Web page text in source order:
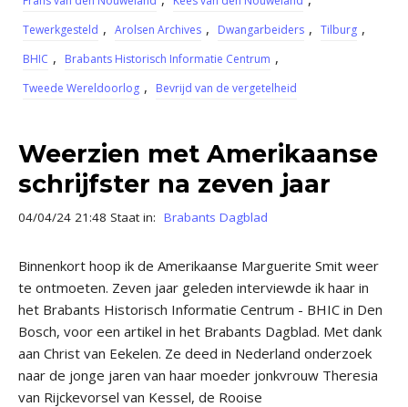
Tewerkgesteld , Arolsen Archives , Dwangarbeiders , Tilburg ,
BHIC , Brabants Historisch Informatie Centrum ,
Tweede Wereldoorlog , Bevrijd van de vergetelheid
Weerzien met Amerikaanse
schrijfster na zeven jaar
04/04/24 21:48 Staat in: Brabants Dagblad
Binnenkort hoop ik de Amerikaanse Marguerite Smit weer
te ontmoeten. Zeven jaar geleden interviewde ik haar in
het Brabants Historisch Informatie Centrum - BHIC in Den
Bosch, voor een artikel in het Brabants Dagblad. Met dank
aan Christ van Eekelen. Ze deed in Nederland onderzoek
naar de jonge jaren van haar moeder jonkvrouw Theresia
van Rijckevorsel van Kessel, de Rooise